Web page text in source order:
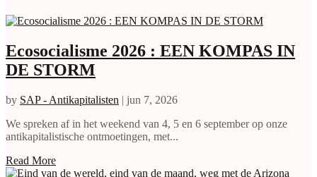
Ecosocialisme 2026 : EEN KOMPAS IN
DE STORM
by SAP - Antikapitalisten | jun 7, 2026
We spreken af in het weekend van 4, 5 en 6 september op onze
antikapitalistische ontmoetingen, met...
Read More